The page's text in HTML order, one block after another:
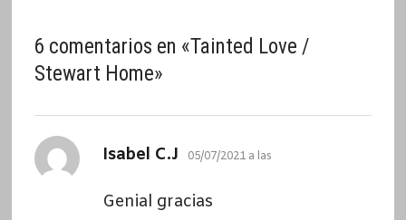
6 comentarios en «Tainted Love /
Stewart Home»
Isabel C.J dice:
05/07/2021 a las
Genial gracias